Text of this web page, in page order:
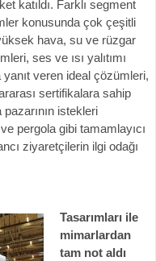
katıldı. Farklı segment
konusunda çok çeşitli
hava, su ve rüzgar
ses ve ısı yalıtımı
veren ideal çözümleri,
sertifikalara sahip
istekleri
pergola gibi tamamlayıcı
ziyaretçilerin ilgi odağı
Tasarımları ile
mimarlardan
tam not aldı